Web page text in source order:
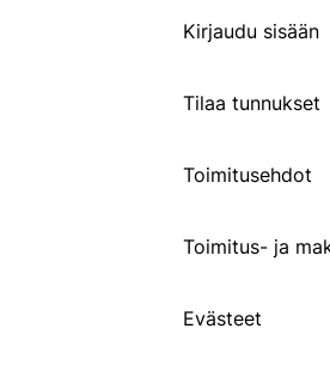
Kirjaudu sisään
Tilaa tunnukset
Toimitusehdot
Toimitus- ja
Evästeet